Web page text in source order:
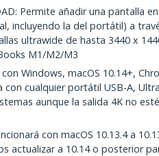
Permite añadir una pantalla
incluyendo la del portátil) a
ultrawide de hasta 3440 x
M1/M2/M3
Windows, macOS 10.14+,
cualquier portátil USB-A,
aunque la salida 4K no
con macOS 10.13.4 a
actualizar a 10.14 o posterior